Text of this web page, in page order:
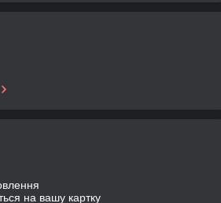
на вашу картку